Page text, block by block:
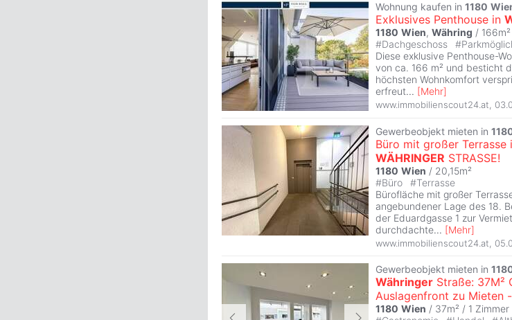
Wohnung kaufen in 1180
Exklusives Penthouse in
1180 Wien, Währing /
#Dachgeschoss #
Diese exklusive Penthouse-
von ca. 166 m² und besticht
höchsten Wohnkomfort
erfreut... [Mehr]
www.immobilienscout24.at
Gewerbeobjekt mieten in
Büro mit großer Terrasse
WÄHRINGER STRASSE!
1180 Wien / 20,15m²
#Büro #Terrasse
Bürofläche mit großer
angebundener Lage des 18.
der Eduardgasse 1 zur
durchdachte... [Mehr]
www.immobilienscout24.at
Gewerbeobjekt mieten in
Währinger Straße: 37M²
Auslagenfront zu Mieten -
1180 Wien / 37m² / 1 Zimmer